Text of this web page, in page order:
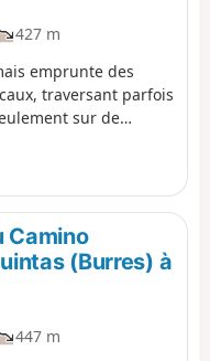
427 m
emprunte des
traversant parfois
sur de
la rivière Boente et la
Iso pour atteindre
assez agréable
forestiers, à travers
l'auberge à As
Camino
(Burres) à
447 m